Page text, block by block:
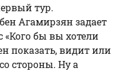
тур.
Агамирзян задает
«Кого бы вы хотели
показать, видит или
стороны. Ну а